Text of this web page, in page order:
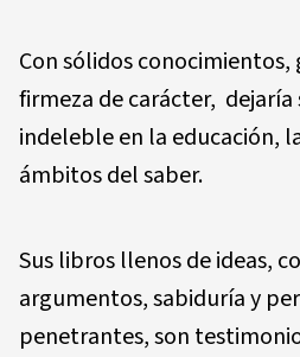
Con sólidos
firmeza de carácter,
indeleble en la educación,
ámbitos del saber.
Sus libros llenos de ideas,
argumentos, sabiduría y
penetrantes, son